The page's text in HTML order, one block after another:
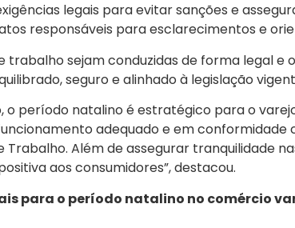
legais para evitar sanções e
responsáveis para esclarecimentos e
sejam conduzidas de forma legal e
seguro e alinhado à legislação
o período natalino é estratégico para o
adequado e em conformidade
Além de assegurar tranquilidade
aos consumidores”, destacou.
para o período natalino no comércio